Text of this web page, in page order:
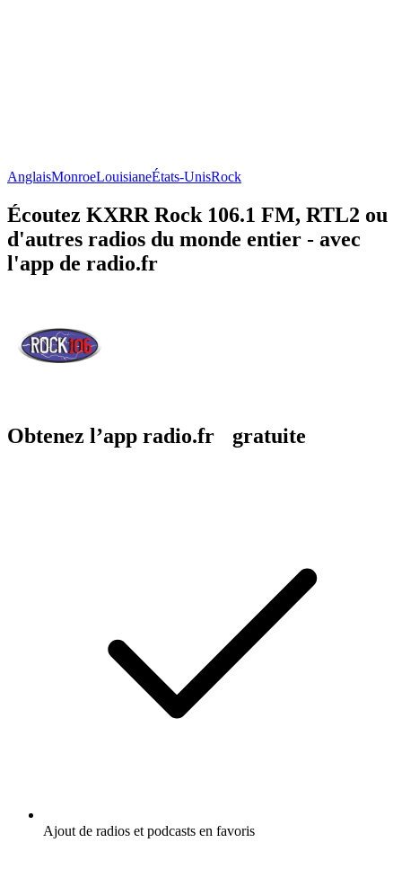
AnglaisMonroeLouisianeÉtats-UnisRock
Écoutez KXRR Rock 106.1 FM, RTL2 ou
d'autres radios du monde entier - avec
l'app de radio.fr
Obtenez l’app radio.fr gratuite
Ajout de radios et podcasts en favoris